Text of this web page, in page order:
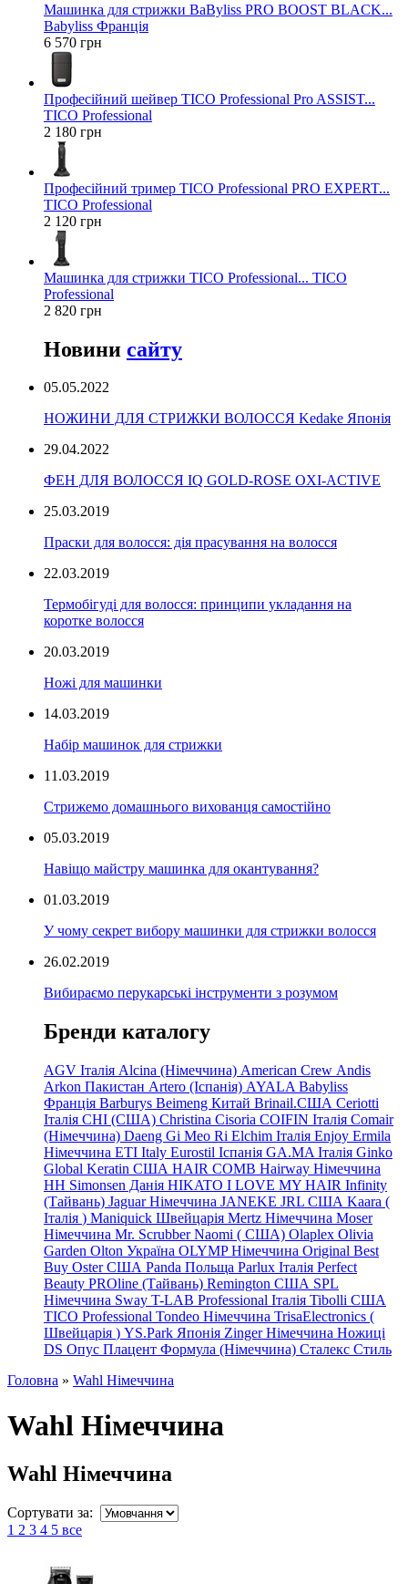
Машинка для стрижки BaByliss PRO BOOST BLACK...
Babyliss Франція
6 570 грн
Професійний шейвер TICO Professional Pro ASSIST...
TICO Professional
2 180 грн
Професійний тример TICO Professional PRO EXPERT...
TICO Professional
2 120 грн
Машинка для стрижки TICO Professional... TICO
Professional
2 820 грн
Новини сайту
05.05.2022
НОЖИНИ ДЛЯ СТРИЖКИ ВОЛОССЯ Kedake Японія
29.04.2022
ФЕН ДЛЯ ВОЛОССЯ IQ GOLD-ROSE OXI-ACTIVE
25.03.2019
Праски для волосся: дія прасування на волосся
22.03.2019
Термобігуді для волосся: принципи укладання на
коротке волосся
20.03.2019
Ножі для машинки
14.03.2019
Набір машинок для стрижки
11.03.2019
Стрижемо домашнього вихованця самостійно
05.03.2019
Навіщо майстру машинка для окантування?
01.03.2019
У чому секрет вибору машинки для стрижки волосся
26.02.2019
Вибираємо перукарські інструменти з розумом
Бренди каталогу
AGV Італія Alcina (Німеччина) American Crew Andis
Arkon Пакистан Artero (Іспанія) AYALA Babyliss
Франція Barburys Beimeng Китай Brinail.США Ceriotti
Італія CHI (США) Christina Cisoria COIFIN Італія Comair
(Німеччина) Daeng Gi Meo Ri Elchim Італія Enjoy Ermila
Німеччина ETI Italy Eurostil Іспанія GA.MA Італія Ginko
Global Keratin США HAIR COMB Hairway Німеччина
HH Simonsen Данія HIKATO I LOVE MY HAIR Infinity
(Тайвань) Jaguar Німеччина JANEKE JRL США Kaara (
Італія ) Maniquick Швейцарія Mertz Німеччина Moser
Німеччина Mr. Scrubber Naomi ( США) Olaplex Olivia
Garden Olton Україна OLYMP Німеччина Original Best
Buy Oster США Panda Польща Parlux Італія Perfect
Beauty PROline (Тайвань) Remington США SPL
Німеччина Sway T-LAB Professional Італія Tibolli США
TICO Professional Tondeo Німеччина TrisaElectronics (
Швейцарія ) YS.Park Японія Zinger Німеччина Ножиці
DS Опус Плацент Формула (Німеччина) Сталекс Стиль
Головна » Wahl Німеччина
Wahl Німеччина
Wahl Німеччина
Сортувати за:
1 2 3 4 5 все